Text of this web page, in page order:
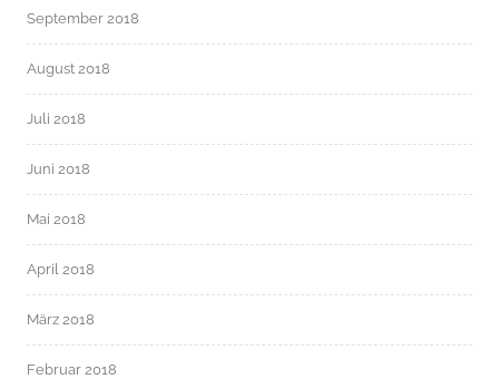
September 2018
August 2018
Juli 2018
Juni 2018
Mai 2018
April 2018
März 2018
Februar 2018